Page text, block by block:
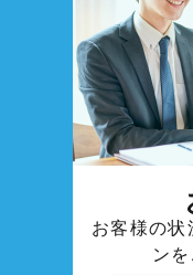
お客様の状
ン